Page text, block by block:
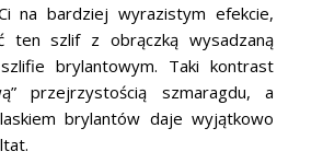
na bardziej wyrazistym efekcie,
ten szlif z obrączką wysadzaną
brylantowym. Taki kontrast
przejrzystością szmaragdu, a
brylantów daje wyjątkowo